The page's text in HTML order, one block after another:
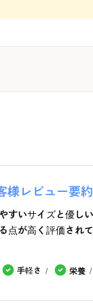
様レビュー要約
すいサイズと優し
点が高く評価され
手軽さ 栄養